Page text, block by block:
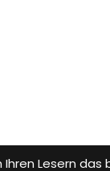
Lesern